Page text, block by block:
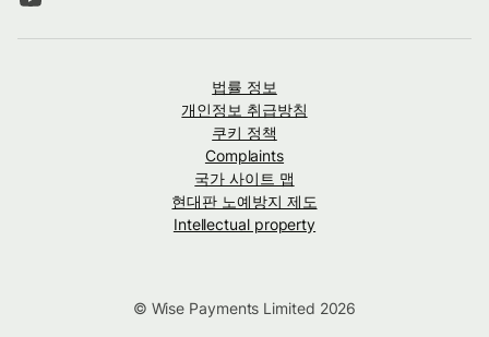
법률 정보
개인정보 취급방침
쿠키 정책
Complaints
국가 사이트 맵
현대판 노예방지 제도
Intellectual property
© Wise Payments Limited 2026